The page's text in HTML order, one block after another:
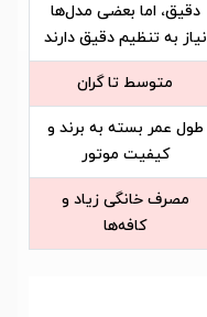
دقیق، اما بعضی مدل‌ها
نیاز به تنظیم دقیق دارند
متوسط تا گران
طول عمر بسته به برند و
کیفیت موتور
مصرف خانگی زیاد و
کافه‌ها